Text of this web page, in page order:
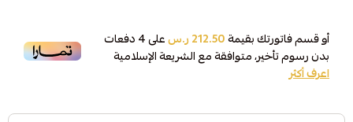
أو قسم فاتورتك بقيمة212.50 ر.س على4دفعات
بدون رسوم تأخير، متوافقة مع الشريعة الإسلامية
اعرف أكثر